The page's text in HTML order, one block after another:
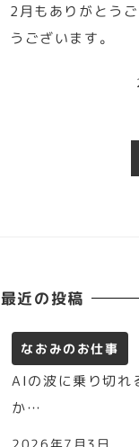
2月もありがとう
うございます。
最近の投稿
なおみのお仕事
AIの波に乗り切れ
か…
2026年7月3日